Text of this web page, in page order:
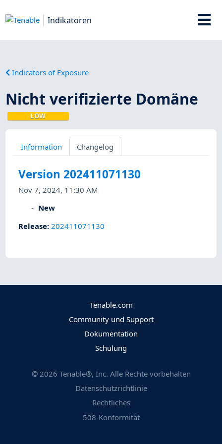
Indikatoren
Indicators of Exposure
Nicht verifizierte Domäne
LOW
Information Changelog
Version 202411071130
Nov 7, 2024, 11:30 AM
New
Release: 202411071130
Tenable.com
Community und Support
Dokumentation
Schulung
© 2026 Tenable®, Inc. Alle Rechte vorbehalten
Datenschutzrichtlinie
Rechtliches
508-Konformität